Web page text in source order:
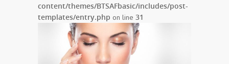
content/themes/BTSAFbasic/includes/post-
templates/entry.php on line 31